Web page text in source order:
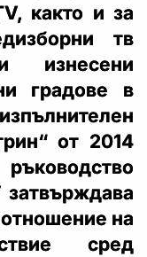
както и за
тв
изнесени
градове в
от 2014
затвърждава
на
сред